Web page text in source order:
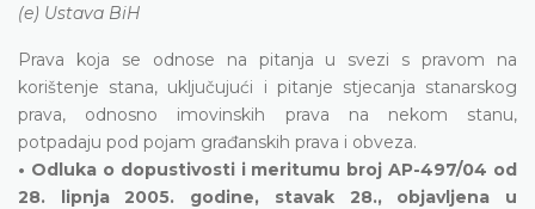
(e) Ustava BiH
Prava koja se odnose na pitanja u svezi s pravom na
korištenje stana, uključujući i pitanje stjecanja stanarskog
prava, odnosno imovinskih prava na nekom stanu,
potpadaju pod pojam građanskih prava i obveza.
• Odluka o dopustivosti i meritumu broj AP-497/04 od
28. lipnja 2005. godine, stavak 28., objavljena u